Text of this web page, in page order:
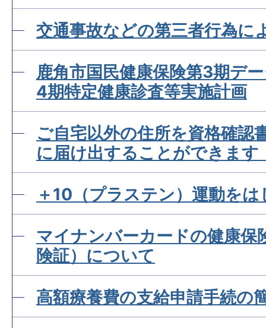
交通事故などの第三者行為に
鹿角市国民健康保険第3期デ
4期特定健康診査等実施計画
ご自宅以外の住所を資格確認
に届け出することができます
＋10（プラステン）運動を
マイナンバーカードの健康保
険証）について
高額療養費の支給申請手続の